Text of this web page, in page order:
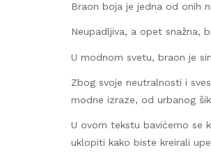
Braon boja je jedna od onih
Neupadljiva, a opet snažna,
U modnom svetu, braon je
Zbog svoje neutralnosti i
modne izraze, od urbanog
U ovom tekstu bavićemo se
uklopiti kako biste kreirali